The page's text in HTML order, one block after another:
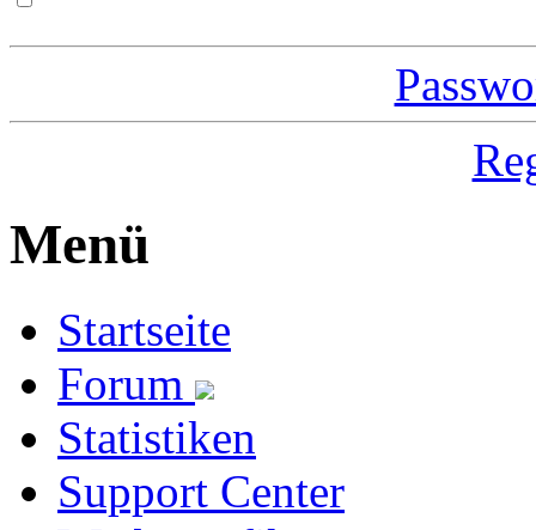
Menü
Startseite
Forum
Statistiken
Support Center